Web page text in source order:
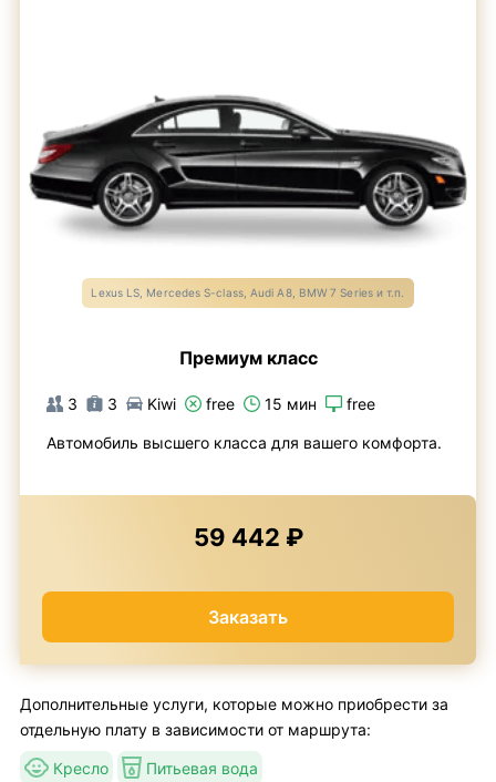
Lexus LS, Mercedes S-class, Audi A8, BMW 7 Series и т.п.
Премиум класс
3 3 Kiwi free 15 мин free
Автомобиль высшего класса для вашего комфорта.
59 442 ₽
Заказать
Дополнительные услуги, которые можно приобрести за
отдельную плату в зависимости от маршрута:
Кресло Питьевая вода